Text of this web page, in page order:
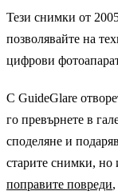
Тези снимки от
позволявайте на
цифрови
С GuideGlare
го превърнете в
споделяне и
старите снимки, но
поправите повреди